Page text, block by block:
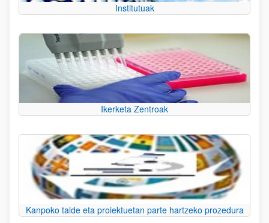
Institutuak
Ikerketa Zentroak
Kanpoko talde eta proiektuetan parte hartzeko prozedura